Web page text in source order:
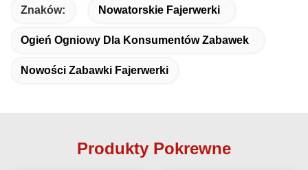
Znaków: Nowatorskie Fajerwerki
Ogień Ogniowy Dla Konsumentów Zabawek
Nowości Zabawki Fajerwerki
Produkty Pokrewne